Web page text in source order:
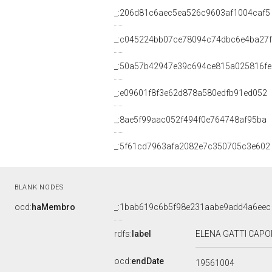
_:206d81c6aec5ea526c9603af1004caf5
_:c045224bb07ce78094c74dbc6e4ba27f
_:50a57b42947e39c694ce815a025816fe
_:e09601f8f3e62d878a580edfb91ed052
_:8ae5f99aac052f494f0e764748af95ba
_:5f61cd7963afa2082e7c350705c3e602
BLANK NODES
ocd:haMembro _:1bab619c6b5f98e231aabe9add4a6eec
rdfs: label ELENA GATTI
ocd:endDate 19561004